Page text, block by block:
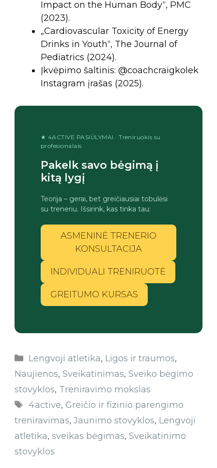
Impact on the Human Body“, PMC
(2023).
„Cardiovascular Toxicity of Energy
Drinks in Youth“, The Journal of
Pediatrics (2024).
Įkvėpimo šaltinis: @coachcraigkolek
Instagram įrašas (2025).
★ 4ACTIVE PASIŪLYMAI · Treniruokis su
profesionalais
Pakelk savo bėgimą į
kitą lygį
Teorija – gerai, bet greičiausiai tobulėsi
su treneriu. Išsirink, kas tinka tau:
ASMENINĖ TRENERIO
KONSULTACIJA
INDIVIDUALI TRENIRUOTĖ
GREITUMO KURSAS
Lengvoji atletika, Ligos ir traumos,
Naujienos, Sveikatinimas, Sveiko bėgimo
stovyklos, Treniravimo mokslas
4active, Greičio ir fizinio parengimo
treniravimas, Jaunimo stovyklos, Lengvoji
atletika, sveikas bėgimas, Sveikatinimo
stovyklos